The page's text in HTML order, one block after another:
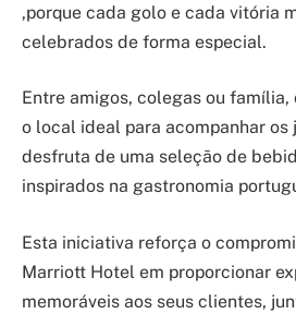
,porque cada golo e cada vitória
celebrados de forma especial.
Entre amigos, colegas ou família,
o local ideal para acompanhar os
desfruta de uma seleção de
inspirados na gastronomia
Esta iniciativa reforça o
Marriott Hotel em proporcionar
memoráveis aos seus clientes,